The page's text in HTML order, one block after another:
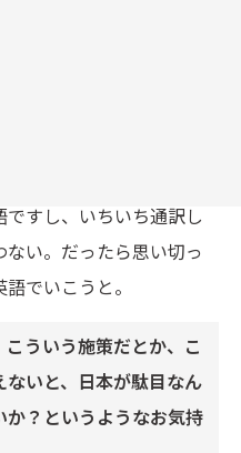
のずから結論は出るは
採用では、日本語必須に
ですし、いちいち通訳し
い。だったら思い切っ
でいこうと。
ういう施策だとか、こ
ないと、日本が駄目なん
か？というようなお気持